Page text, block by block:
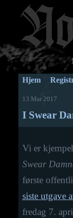
Hjem
13 Mar 2017
I Swear
Vi er
Swear
første
siste utgave
fredag 7.